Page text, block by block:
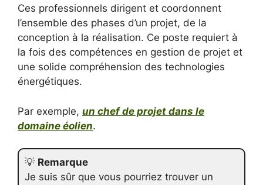
Ces professionnels dirigent et coordonnent
l’ensemble des phases d’un projet, de la
conception à la réalisation. Ce poste requiert à
la fois des compétences en gestion de projet et
une solide compréhension des technologies
énergétiques.
Par exemple, un chef de projet dans le
domaine éolien.
💡 Remarque
Je suis sûr que vous pourriez trouver un